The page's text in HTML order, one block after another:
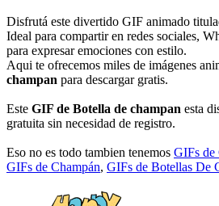
Disfrutá este divertido GIF animado
Ideal para compartir en redes sociales,
para expresar emociones con estilo.
Aqui te ofrecemos miles de imágenes
champan para descargar gratis.
Este GIF de Botella de champan esta
gratuita sin necesidad de registro.
Eso no es todo tambien tenemos GIFs de
GIFs de Champán, GIFs de Botellas De